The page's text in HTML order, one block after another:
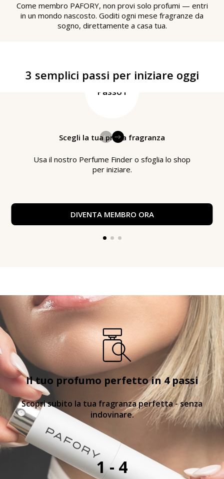
Come membro PAFORY, non provi solo profumi — entri
in un mondo nascosto. Goditi ogni mese fragranze da
sogno, direttamente a casa tua.
3 semplici passi per iniziare oggi
Passo1
Scegli la tua prima fragranza
Usa il nostro Perfume Finder o sfoglia lo shop
per iniziare.
DIVENTA MEMBRO ORA
Il tuo profumo perfetto in 4 passi
Scopri subito la tua fragranza perfetta - senza
indovinare.
1 - 4